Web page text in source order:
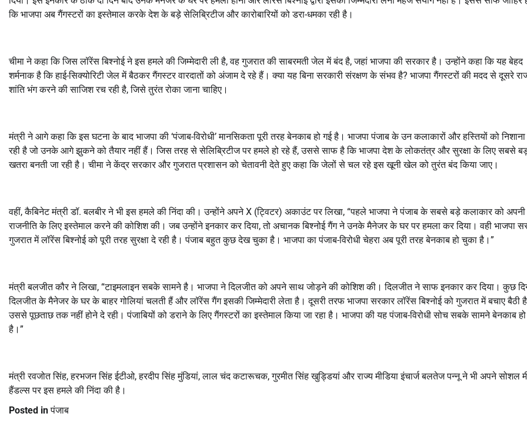
कि भाजपा अब गैंगस्टरों का इस्तेमाल करके देश के बड़े सेलिब्रिटीज और कारोबारियों को डरा-धमका रही है।
चीमा ने कहा कि जिस लॉरेंस बिश्नोई ने इस हमले की जिम्मेदारी ली है, वह गुजरात की साबरमती जेल में बंद है, जहां भाजपा की सरकार है। उन्होंने कहा कि यह बेहद
शर्मनाक है कि हाई-सिक्योरिटी जेल में बैठकर गैंगस्टर वारदातों को अंजाम दे रहे हैं। क्या यह बिना सरकारी संरक्षण के संभव है? भाजपा गैंगस्टरों की मदद से दूसरे
शांति भंग करने की साजिश रच रही है, जिसे तुरंत रोका जाना चाहिए।
मंत्री ने आगे कहा कि इस घटना के बाद भाजपा की ‘पंजाब-विरोधी’ मानसिकता पूरी तरह बेनकाब हो गई है। भाजपा पंजाब के उन कलाकारों और हस्तियों को निशाना
रही है जो उनके आगे झुकने को तैयार नहीं हैं। जिस तरह से सेलिब्रिटीज पर हमले हो रहे हैं, उससे साफ है कि भाजपा देश के लोकतंत्र और सुरक्षा के लिए सबसे
खतरा बनती जा रही है। चीमा ने केंद्र सरकार और गुजरात प्रशासन को चेतावनी देते हुए कहा कि जेलों से चल रहे इस खूनी खेल को तुरंत बंद किया जाए।
वहीं, कैबिनेट मंत्री डॉ. बलबीर ने भी इस हमले की निंदा की। उन्होंने अपने X (ट्विटर) अकाउंट पर लिखा, “पहले भाजपा ने पंजाब के सबसे बड़े कलाकार को अपनी
राजनीति के लिए इस्तेमाल करने की कोशिश की। जब उन्होंने इनकार कर दिया, तो अचानक बिश्नोई गैंग ने उनके मैनेजर के घर पर हमला कर दिया। वही भाजपा
गुजरात में लॉरेंस बिश्नोई को पूरी तरह सुरक्षा दे रही है। पंजाब बहुत कुछ देख चुका है। भाजपा का पंजाब-विरोधी चेहरा अब पूरी तरह बेनकाब हो चुका है।”
मंत्री बलजीत कौर ने लिखा, “टाइमलाइन सबके सामने है। भाजपा ने दिलजीत को अपने साथ जोड़ने की कोशिश की। दिलजीत ने साफ इनकार कर दिया। कुछ
दिलजीत के मैनेजर के घर के बाहर गोलियां चलती हैं और लॉरेंस गैंग इसकी जिम्मेदारी लेता है। दूसरी तरफ भाजपा सरकार लॉरेंस बिश्नोई को गुजरात में बचाए बैठी
उससे पूछताछ तक नहीं होने दे रही। पंजाबियों को डराने के लिए गैंगस्टरों का इस्तेमाल किया जा रहा है। भाजपा की यह पंजाब-विरोधी सोच सबके सामने बेनकाब
है।”
मंत्री रवजोत सिंह, हरभजन सिंह ईटीओ, हरदीप सिंह मुंडियां, लाल चंद कटारूचक, गुरमीत सिंह खुड्डियां और राज्य मीडिया इंचार्ज बलतेज पन्नू ने भी अपने सोशल
हैंडल्स पर इस हमले की निंदा की है।
Posted inपंजाब